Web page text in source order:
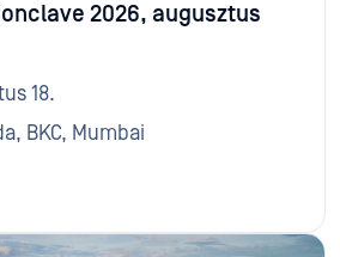
2026, augusztus
18.
BKC, Mumbai